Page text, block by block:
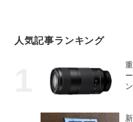
人気記事ランキング